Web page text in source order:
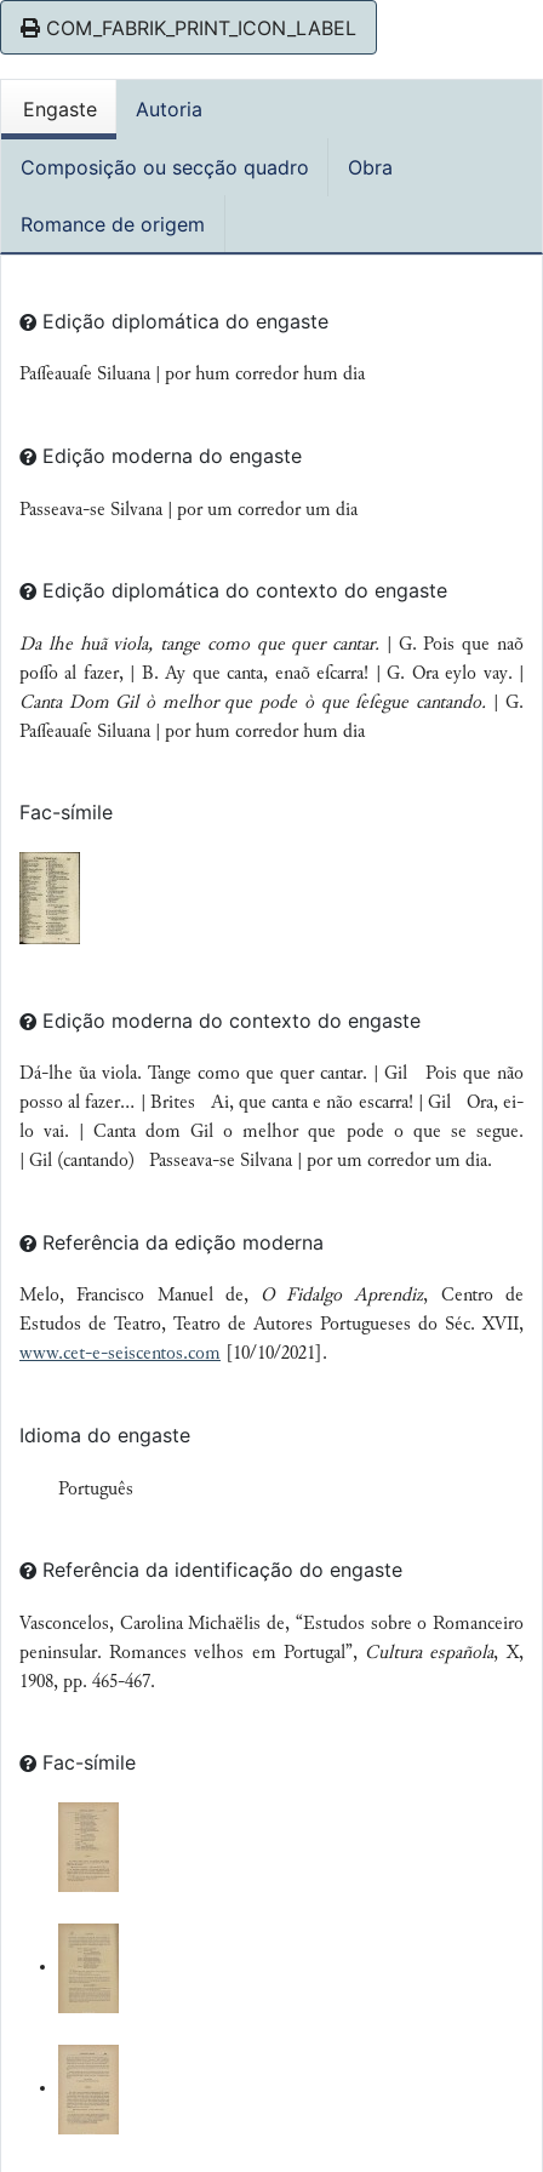
COM_FABRIK_PRINT_ICON_LABEL
Engaste Autoria
Composição ou secção quadro Obra
Romance de origem
Edição diplomática do engaste
Paſſeauaſe Siluana | por hum corredor hum dia
Edição moderna do engaste
Passeava-se Silvana | por um corredor um dia
Edição diplomática do contexto do engaste
Da lhe huã viola, tange como que quer cantar. | G. Pois que naõ
poo al fazer, | B. Ay que canta, enaõ eſcarra! | G. Ora eylo vay. |
Canta Dom Gil ò melhor que pode ò que ſeſegue cantando. | G.
Paeauaſe Siluana | por hum corredor hum dia
Fac-símile
Edição moderna do contexto do engaste
Dá-lhe ũa viola. Tange como que quer cantar. | Gil Pois que não
posso al fazer... | Brites Ai, que canta e não escarra! | Gil Ora, ei-
lo vai. | Canta dom Gil o melhor que pode o que se segue.
Gil (cantando) Passeava-se Silvana | por um corredor um dia.
Referência da edição moderna
Melo, Francisco Manuel de, O Fidalgo Aprendiz, Centro de
Estudos de Teatro, Teatro de Autores Portugueses do Séc. XVII,
www.cet-e-seiscentos.com [10/10/2021].
Idioma do engaste
Português
Referência da identificação do engaste
Vasconcelos, Carolina Michaëlis de, “Estudos sobre o Romanceiro
peninsular. Romances velhos em Portugal”, Cultura española, X,
1908, pp. 465-467.
Fac-símile